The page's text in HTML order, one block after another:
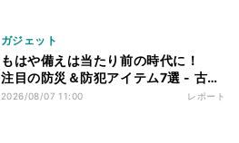
ガジェット
もはや備えは当たり前の時代に！
注目の防災＆防犯アイテム7選 - 古田
雄介の家電トレンド通信
2026/08/07 11:00 レポート